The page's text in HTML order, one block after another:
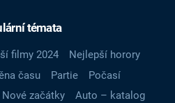
témata
filmy 2024
Nejlepší horory
času Partie
Počasí
Nové začátky
Auto – katalog